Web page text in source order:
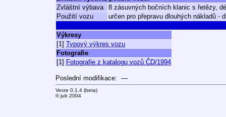
Zvláštní výbava
8 zásuvných bočních klanic s řetězy,
Použití vozu
určen pro přepravu dlouhých nákladů -
Výkresy
[1] Typový výkres vozu
Fotografie
[1] Fotografie z katalogu vozů ČD/1994
Poslední modifikace: —
Verze 0.1.4 (beta)
© jub 2004